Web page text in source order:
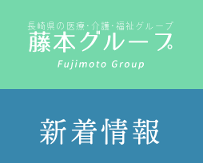
長崎県の医療･介護･福祉グループ
新着情報